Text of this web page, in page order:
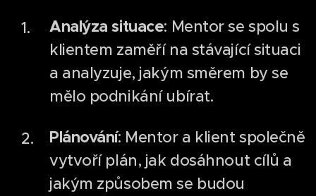
Analýza situace: Mentor se spolu s
klientem zaměří na stávající situaci
a analyzuje, jakým směrem by se
mělo podnikání ubírat.
Plánování: Mentor a klient společně
vytvoří plán, jak dosáhnout cílů a
jakým způsobem se budou